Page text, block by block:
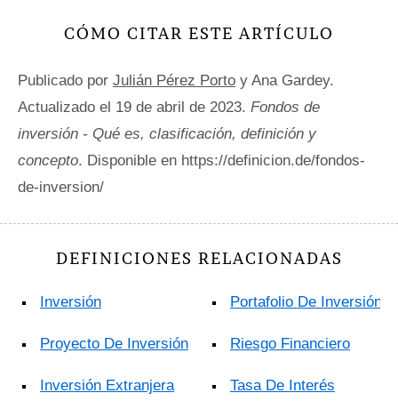
CÓMO CITAR ESTE ARTÍCULO
Publicado por Julián Pérez Porto y Ana Gardey.
Actualizado el 19 de abril de 2023. Fondos de
inversión - Qué es, clasificación, definición y
concepto. Disponible en https://definicion.de/fondos-
de-inversion/
DEFINICIONES RELACIONADAS
Inversión
Proyecto De Inversión
Inversión Extranjera
Portafolio De Inversión
Riesgo Financiero
Tasa De Interés